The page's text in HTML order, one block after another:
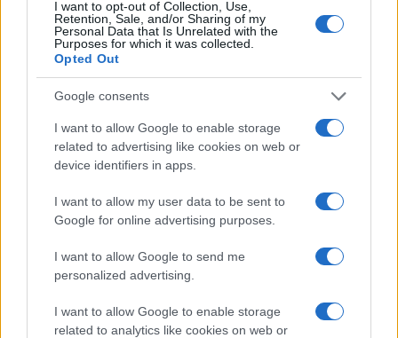
I want to opt-out of Collection, Use,
Retention, Sale, and/or Sharing of my
Personal Data that Is Unrelated with the
Purposes for which it was collected.
Opted Out
Google consents
I want to allow Google to enable storage
related to advertising like cookies on web or
device identifiers in apps.
I want to allow my user data to be sent to
Google for online advertising purposes.
I want to allow Google to send me
personalized advertising.
I want to allow Google to enable storage
related to analytics like cookies on web or